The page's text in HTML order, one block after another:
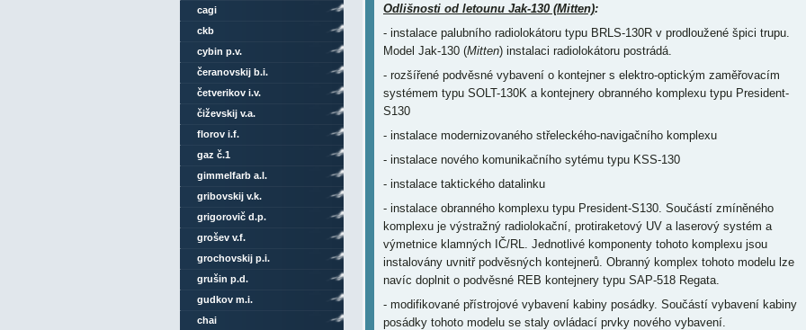
Odlišnosti od letounu Jak-130 (Mitten):
- instalace palubního radiolokátoru typu BRLS-130R v prodloužené špici trupu.
Model Jak-130 (Mitten) instalaci radiolokátoru postrádá.
- rozšířené podvěsné vybavení o kontejner s elektro-optickým zaměřovacím
systémem typu SOLT-130K a kontejnery obranného komplexu typu President-
S130
- instalace modernizovaného střeleckého-navigačního komplexu
- instalace nového komunikačního sytému typu KSS-130
- instalace taktického datalinku
- instalace obranného komplexu typu President-S130. Součástí zmíněného
komplexu je výstražný radiolokační, protiraketový UV a laserový systém a
výmetnice klamných IČ/RL. Jednotlivé komponenty tohoto komplexu jsou
instalovány uvnitř podvěsných kontejnerů. Obranný komplex tohoto modelu lze
navíc doplnit o podvěsné REB kontejnery typu SAP-518 Regata.
- modifikované přístrojové vybavení kabiny posádky. Součástí vybavení kabiny
posádky tohoto modelu se staly ovládací prvky nového vybavení.
cagi
ckb
cybin p.v.
čeranovskij b.i.
četverikov i.v.
čiževskij v.a.
florov i.f.
gaz č.1
gimmelfarb a.l.
gribovskij v.k.
grigorovič d.p.
grošev v.f.
grochovskij p.i.
grušin p.d.
gudkov m.i.
chai